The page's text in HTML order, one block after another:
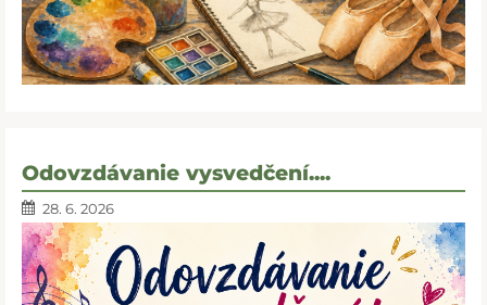
Odovzdávanie vysvedčení....
28. 6. 2026